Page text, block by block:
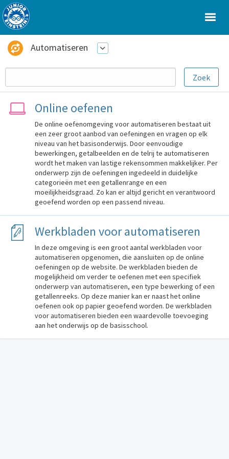
Automatiseren
Online oefenen
De online oefenomgeving voor automatiseren bestaat uit
een zeer groot aanbod van oefeningen en vragen op elk
niveau van het basisonderwijs. Door eenvoudige
bewerkingen, getalbeelden en de telrij te automatiseren
wordt het maken van lastige rekensommen makkelijker. Per
onderwerp zijn de oefeningen ingedeeld in duidelijke
categorieën met een getallenrange en een
moeilijkheidsgraad. Zo kan er altijd gericht en verantwoord
geoefend worden op een passend niveau.
Werkbladen voor automatiseren
In deze omgeving is een groot aantal werkbladen voor
automatiseren opgenomen, die aansluiten op de online
oefeningen op de website. De werkbladen bieden de
mogelijkheid om verder te oefenen met een specifiek
onderwerp van automatiseren, een type bewerking of een
getallenreeks. Op deze manier kan er naast het online
oefenen ook op papier geoefend worden. De werkbladen
voor automatiseren bieden een waardevolle toevoeging
aan het onderwijs op de basisschool.